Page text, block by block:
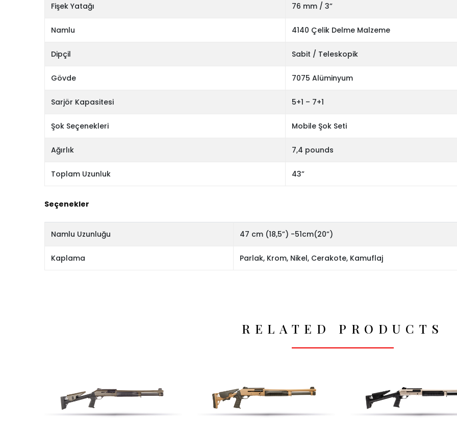
Fişek Yatağı 76 mm / 3”
Namlu 4140 Çelik Delme Malzeme
Dipçil Sabit / Teleskopik
Gövde 7075 Alüminyum
Sarjör Kapasitesi 5+1 – 7+1
Şok Seçenekleri Mobile Şok Seti
Ağırlık 7,4 pounds
Toplam Uzunluk 43”
Seçenekler
Namlu Uzunluğu 47 cm (18,5”) -51cm(20”)
Kaplama Parlak, Krom, Nikel, Cerakote, Kamuflaj
RELATED PRODUCTS